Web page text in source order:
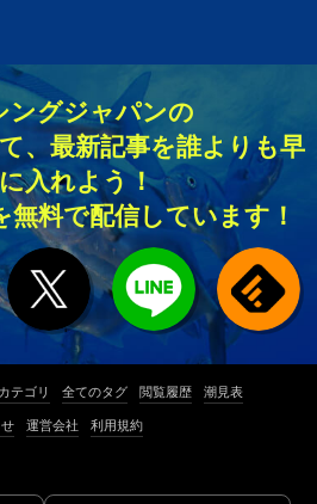
ングジャパンの
、最新記事を誰よりも早
入れよう！
料で配信しています！
テゴリ 全てのタグ 閲覧履歴 潮見表
運営会社 利用規約